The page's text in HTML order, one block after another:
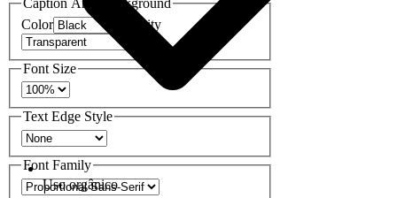
Caption Area Background
Color
Opacity
Font Size
Text Edge Style
Font Family
Uso orgânico